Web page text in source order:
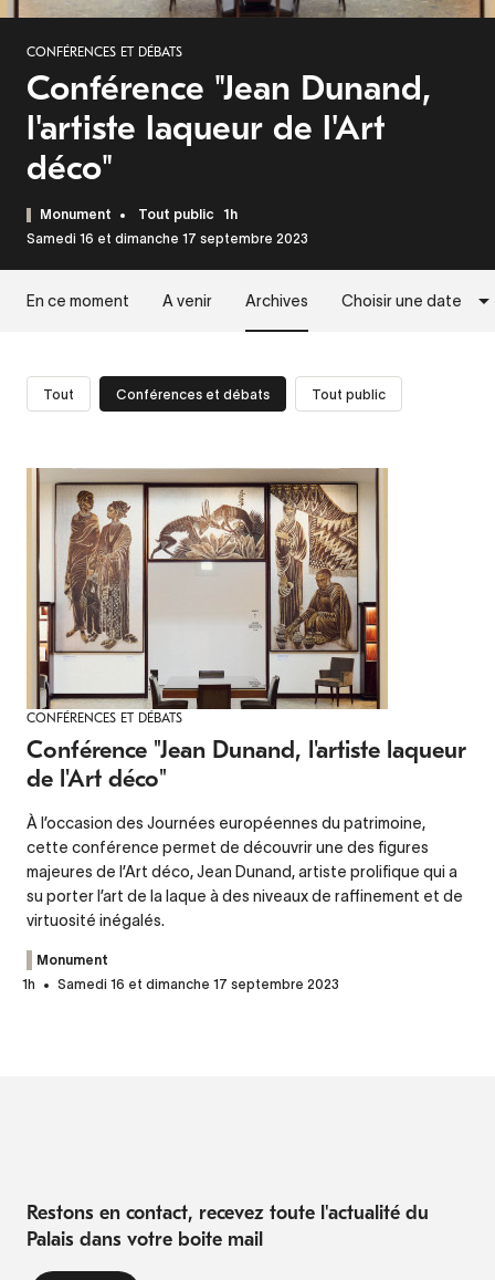
CONFÉRENCES ET DÉBATS
Conférence "Jean Dunand,
l'artiste laqueur de l'Art
déco"
Monument Tout public 1h
Samedi 16 et dimanche 17 septembre 2023
En ce moment A venir Archives Choisir une date
Tout Conférences et débats Tout public
CONFÉRENCES ET DÉBATS
Conférence "Jean Dunand, l'artiste laqueur
de l'Art déco"
À l’occasion des Journées européennes du patrimoine,
cette conférence permet de découvrir une des figures
majeures de l’Art déco, Jean Dunand, artiste prolifique qui a
su porter l’art de la laque à des niveaux de raffinement et de
virtuosité inégalés.
Monument
1h
Samedi 16 et dimanche 17 septembre 2023
Restons en contact, recevez toute l'actualité du
Palais dans votre boite mail